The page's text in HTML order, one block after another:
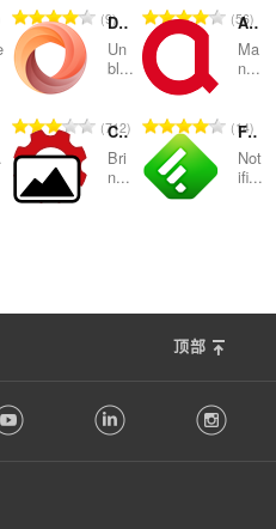
：
：
总
评
分
：
9
总
评
分
：
56
DotVPN - better than VPN
Un
bl...
总
评
分
712
Ant.com Antmarks Extension
Ma
n...
总
评
分
14
Classic Images
Bri
n...
Feedly Notification
Not
ifi...
顶部
Youtube LinkedIn